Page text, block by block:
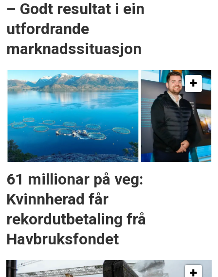
– Godt resultat i ein
utfordrande
marknadssituasjon
61 millionar på veg:
Kvinnherad får
rekordutbetaling frå
Havbruksfondet